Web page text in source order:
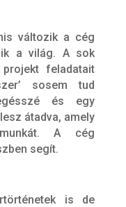
változik a cég
a világ. A sok
feladatait
sosem tud
és egy
átadva, amely
A cég
segít.
is de